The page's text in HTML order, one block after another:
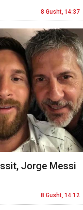
8 Gusht, 14:37
Jorge Messi
8 Gusht, 14:12